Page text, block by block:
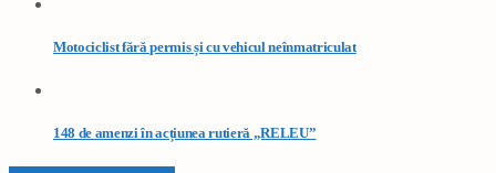
Motociclist fără permis și cu vehicul neînmatriculat
148 de amenzi în acțiunea rutieră „RELEU”